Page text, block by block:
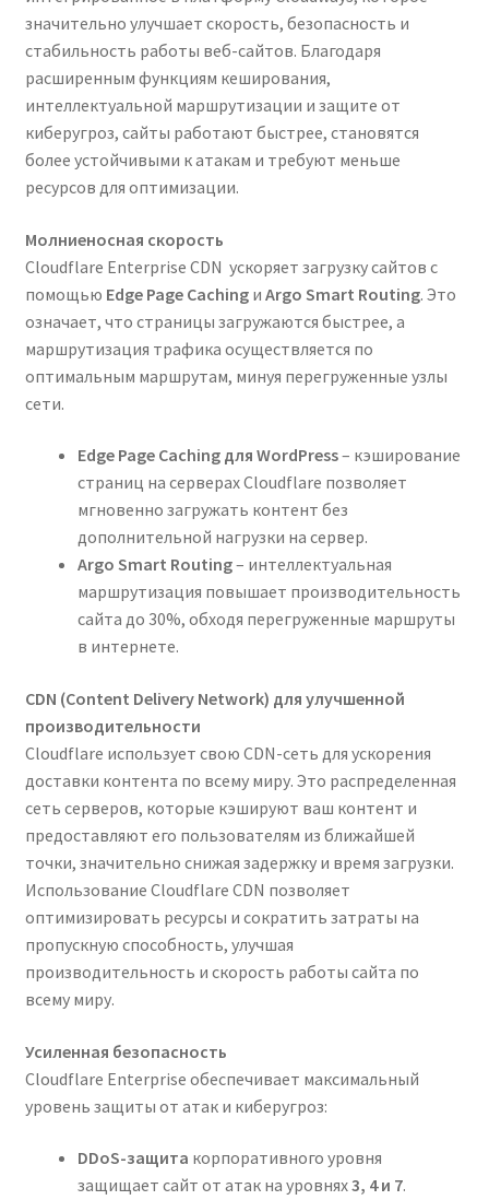
значительно улучшает скорость, безопасность и
стабильность работы веб-сайтов. Благодаря
расширенным функциям кеширования,
интеллектуальной маршрутизации и защите от
киберугроз, сайты работают быстрее, становятся
более устойчивыми к атакам и требуют меньше
ресурсов для оптимизации.
Молниеносная скорость
Cloudflare Enterprise CDN ускоряет загрузку сайтов с
помощью Edge Page Cachingи Argo Smart Routing. Это
означает, что страницы загружаются быстрее, а
маршрутизация трафика осуществляется по
оптимальным маршрутам, минуя перегруженные узлы
сети.
Edge Page Caching для WordPress– кэширование
страниц на серверах Cloudflare позволяет
мгновенно загружать контент без
дополнительной нагрузки на сервер.
Argo Smart Routing– интеллектуальная
маршрутизация повышает производительность
сайта до 30%, обходя перегруженные маршруты
в интернете.
CDN (Content Delivery Network) для улучшенной
производительности
Cloudflare использует свою CDN-сеть для ускорения
доставки контента по всему миру. Это распределенная
сеть серверов, которые кэшируют ваш контент и
предоставляют его пользователям из ближайшей
точки, значительно снижая задержку и время загрузки.
Использование Cloudflare CDN позволяет
оптимизировать ресурсы и сократить затраты на
пропускную способность, улучшая
производительность и скорость работы сайта по
всему миру.
Усиленная безопасность
Cloudflare Enterprise обеспечивает максимальный
уровень защиты от атак и киберугроз:
DDoS-защита корпоративного уровня
защищает сайт от атак на уровнях3, 4 и 7.